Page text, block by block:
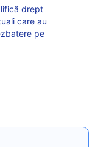
drept
care au
pe